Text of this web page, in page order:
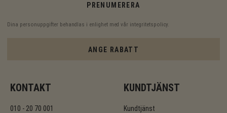
PRENUMERERA
Dina personuppgifter behandlas i enlighet med vår integritetspolicy.
ANGE RABATT
KONTAKT
010 - 20 70 001
KUNDTJÄNST
Kundtjänst